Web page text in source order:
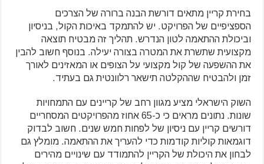
בחירת קריין מתאים דורשת הבנה ברורה של הצרכים
הספציפיים של הפרויקט. יש להתמקד באיכות הקול, בניסיון
וביכולת ההתאמה לטון הנדרש. תהליך זה מבטיח תוצאה
מקצועית שתשרת את המטרה בצורה יעילה. בנוסף חשוב להבין
את ההשפעה של קול מקצועי על הצופים או המאזינים לאורך
זמן ולהבטיח שההקלטה תישאר רלוונטית גם בעתיד.
השוק הישראלי מציע מגוון רחב של קריינים עם התמחויות
שונות. נתונים מראים כי כ-65 אחוז מהפרויקטים המסחריים
דורשים קריין עם ניסיון של לפחות חמש שנים. חשוב לבדוק
דוגמאות קוליות קודמות כדי להעריך את ההתאמה. מומלץ גם
לבחון את היכולת של הקריין להתמודד עם שינויים מהירים